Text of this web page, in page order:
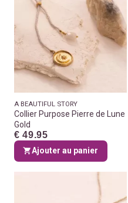
A BEAUTIFUL STORY
Collier Purpose Pierre de Lune
Gold
€ 49.95
Ajouter au panier